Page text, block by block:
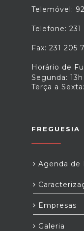
Telemóvel:
Telefone: 231
Fax: 231 205
Horário de
Segunda:
Terça a
FREGUESIA
Agenda de
Empresas
Galeria